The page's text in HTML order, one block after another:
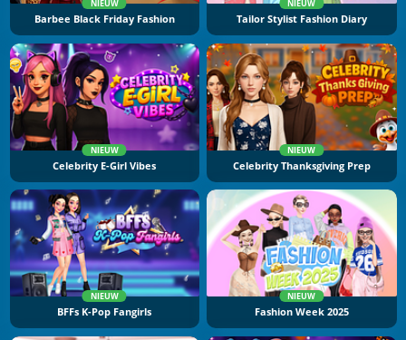
NIEUW
Barbee Black Friday Fashion
NIEUW
Tailor Stylist Fashion Diary
NIEUW
Celebrity E-Girl Vibes
NIEUW
Celebrity Thanksgiving Prep
NIEUW
BFFs K-Pop Fangirls
NIEUW
Fashion Week 2025